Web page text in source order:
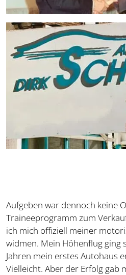
Aufgeben war dennoch keine
Traineeprogramm zum
ich mich offiziell meiner
widmen. Mein Höhenflug ging
Jahren mein erstes Autohaus
Vielleicht. Aber der Erfolg gab